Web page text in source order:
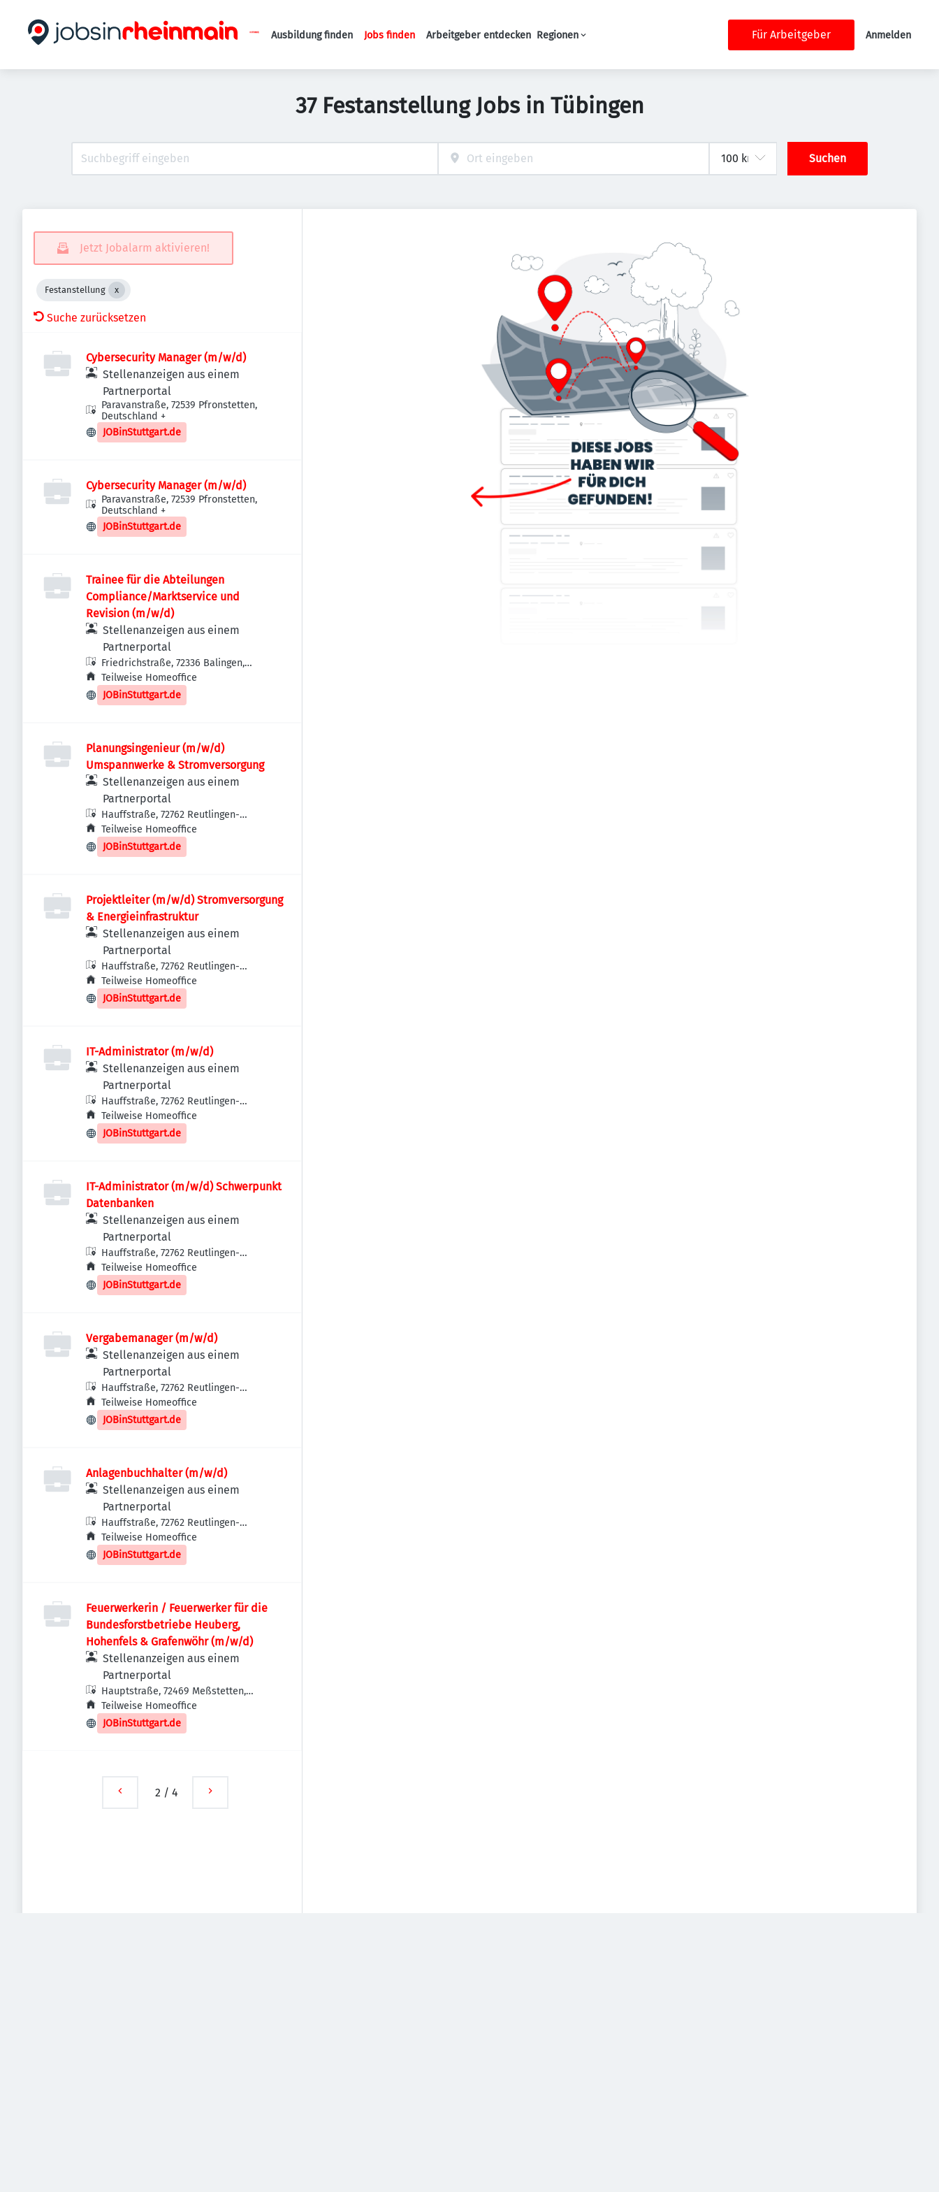
Haupt-Navigation
Ausbildung finden Jobs finden Arbeitgeber entdecken Regionen Für Arbeitgeber Anmelden
37 Festanstellung Jobs in Tübingen
Suchen
Jetzt Jobalarm aktivieren!
Festanstellung
Suche zurücksetzen
Cybersecurity Manager (m/w/d)
Stellenanzeigen aus einem
Partnerportal
Paravanstraße, 72539 Pfronstetten,
Deutschland +
JOBinStuttgart.de
Cybersecurity Manager (m/w/d)
Paravanstraße, 72539 Pfronstetten,
Deutschland +
JOBinStuttgart.de
Trainee für die Abteilungen
Compliance/Marktservice und
Revision (m/w/d)
Stellenanzeigen aus einem
Partnerportal
Friedrichstraße, 72336 Balingen,
Deutschland
Teilweise Homeoffice
JOBinStuttgart.de
Planungsingenieur (m/w/d)
Umspannwerke & Stromversorgung
Stellenanzeigen aus einem
Partnerportal
Hauffstraße, 72762 Reutlingen-
Betzingen, Deutschland
Teilweise Homeoffice
JOBinStuttgart.de
Projektleiter (m/w/d) Stromversorgung
& Energieinfrastruktur
Stellenanzeigen aus einem
Partnerportal
Hauffstraße, 72762 Reutlingen-
Betzingen, Deutschland
Teilweise Homeoffice
JOBinStuttgart.de
IT-Administrator (m/w/d)
Stellenanzeigen aus einem
Partnerportal
Hauffstraße, 72762 Reutlingen-
Betzingen, Deutschland
Teilweise Homeoffice
JOBinStuttgart.de
IT-Administrator (m/w/d) Schwerpunkt
Datenbanken
Stellenanzeigen aus einem
Partnerportal
Hauffstraße, 72762 Reutlingen-
Betzingen, Deutschland
Teilweise Homeoffice
JOBinStuttgart.de
Vergabemanager (m/w/d)
Stellenanzeigen aus einem
Partnerportal
Hauffstraße, 72762 Reutlingen-
Betzingen, Deutschland
Teilweise Homeoffice
JOBinStuttgart.de
Anlagenbuchhalter (m/w/d)
Stellenanzeigen aus einem
Partnerportal
Hauffstraße, 72762 Reutlingen-
Betzingen, Deutschland
Teilweise Homeoffice
JOBinStuttgart.de
Feuerwerkerin / Feuerwerker für die
Bundesforstbetriebe Heuberg,
Hohenfels & Grafenwöhr (m/w/d)
Stellenanzeigen aus einem
Partnerportal
Hauptstraße, 72469 Meßstetten,
Deutschland
Teilweise Homeoffice
JOBinStuttgart.de
2 / 4